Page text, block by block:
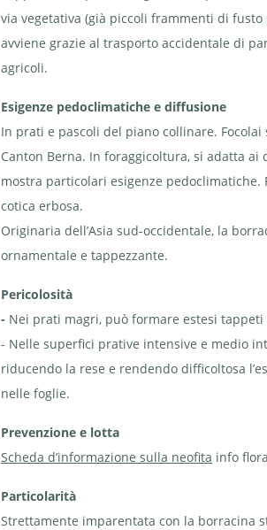
| © info
flora, A.
Gygax
stolonifera - Sedum
Erwin
Jörg_neophyt.ch
stolonifera -
stoloniferum
| © info flora,
Borracina
caucasica -
spurium | ©
via vegetativa (già piccoli frammenti di
avviene grazie al trasporto accidentale di
agricoli.
Esigenze pedoclimatiche e diffusione
In prati e pascoli del piano collinare.
Canton Berna. In foraggicoltura, si adatta
mostra particolari esigenze
cotica erbosa.
Originaria dell’Asia sud-occidentale, la
ornamentale e tappezzante.
Pericolosità
- Nei prati magri, può formare estesi
- Nelle superfici prative intensive e medio
riducendo la rese e rendendo difficoltosa
nelle foglie.
Prevenzione e lotta
Scheda d’informazione sulla neofita info flora
Particolarità
Strettamente imparentata con la borracina